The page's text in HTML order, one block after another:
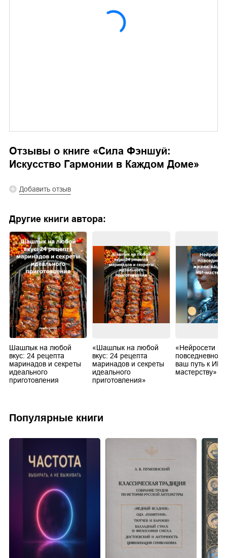
Отзывы о книге «Сила Фэншуй:
Искусство Гармонии в Каждом Доме»
Добавить отзыв
Другие книги автора:
Шашлык на любой
вкус: 24 рецепта
маринадов и секреты
идеального
приготовления
«Шашлык на любой
вкус: 24 рецепта
маринадов и секреты
идеального
приготовления»
«Нейросети в
повседневной
ваш путь к ИИ-
мастерству»
Популярные книги